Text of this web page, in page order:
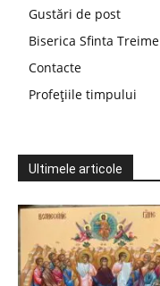
Gustări de post
Biserica Sfinta Treime
Contacte
Profețiile timpului
Ultimele articole